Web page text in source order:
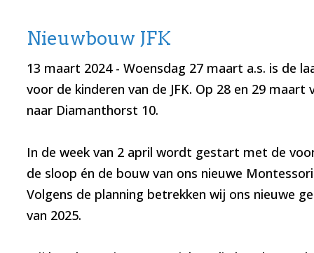
Nieuwbouw JFK
13 maart 2024- Woensdag 27 maart a.s. is de
voor de kinderen van de JFK. Op 28 en 29
naar Diamanthorst 10.
In de week van 2 april wordt gestart met de
de sloop én de bouw van ons nieuwe
Volgens de planning betrekken wij ons nieuwe
van 2025.